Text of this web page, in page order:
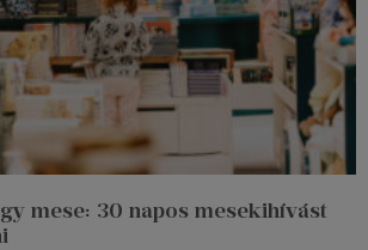
mese: 30 napos mesekihívást